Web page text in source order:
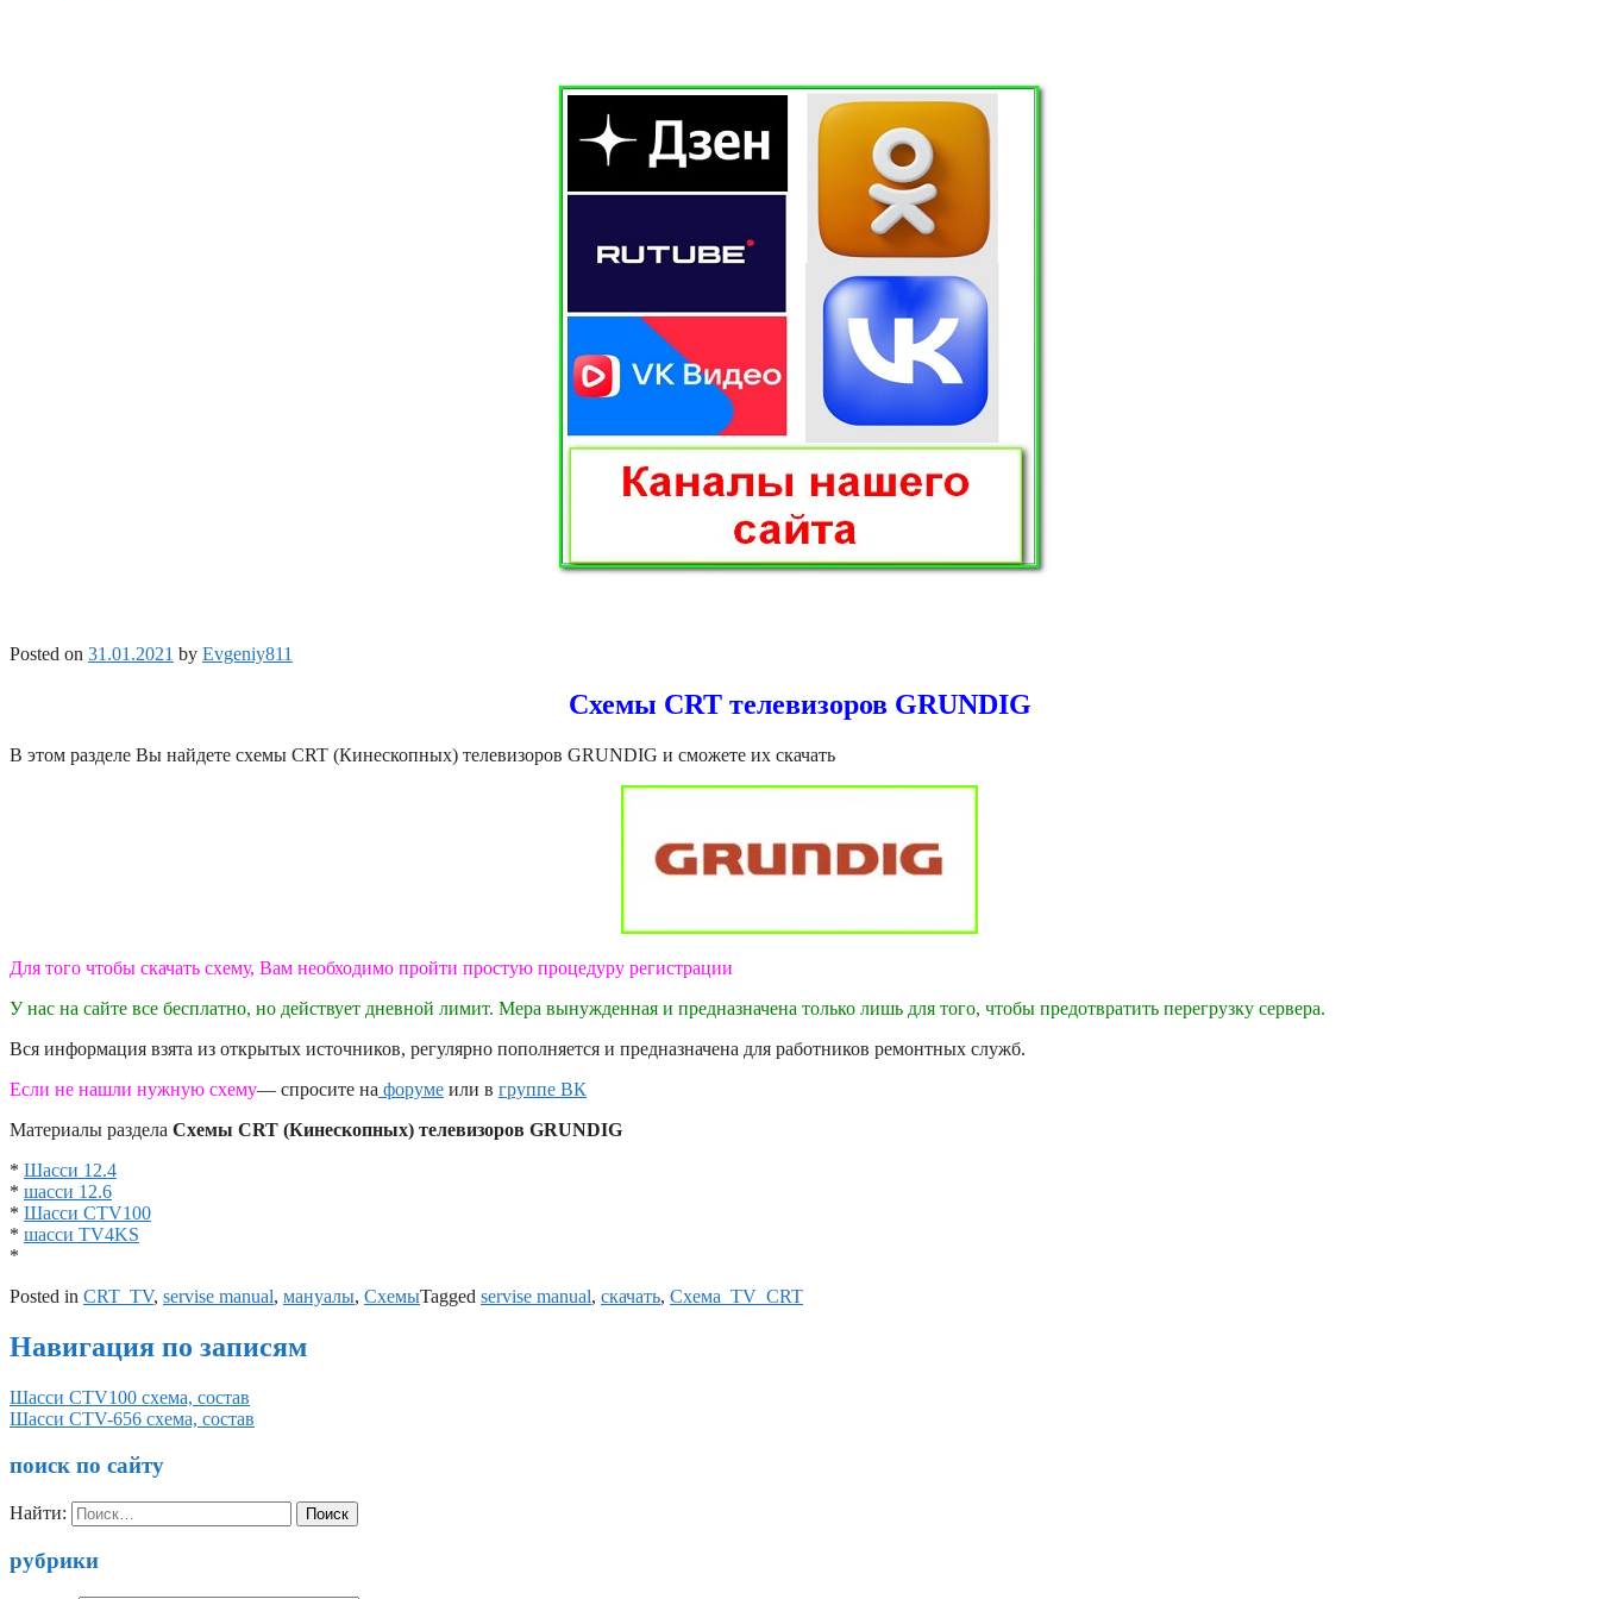
Posted on 31.01.2021 by Evgeniy811
Схемы CRT телевизоров GRUNDIG
В этом разделе Вы найдете схемы CRT (Кинескопных) телевизоров GRUNDIG и сможете их скачать
Для того чтобы скачать схему, Вам необходимо пройти простую процедуру регистрации
У нас на сайте все бесплатно, но действует дневной лимит. Мера вынужденная и предназначена только лишь для того, чтобы предотвратить перегрузку сервера.
Вся информация взята из открытых источников, регулярно пополняется и предназначена для работников ремонтных служб.
Если не нашли нужную схему— спросите на форуме или в группе ВК
Материалы раздела Схемы CRT (Кинескопных) телевизоров GRUNDIG
* Шасси 12.4
* шасси 12.6
* Шасси CTV100
* шасси TV4KS
*
Posted in CRT_TV, servise manual, мануалы, СхемыTagged servise manual, скачать, Схема_TV_CRT
Навигация по записям
Шасси CTV100 схема, состав
Шасси CTV-656 схема, состав
поиск по сайту
Найти:
рубрики